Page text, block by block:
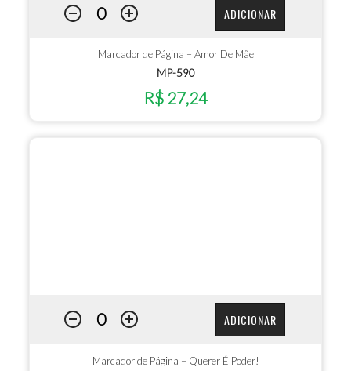
ADICIONAR
Marcador de Página – Amor De Mãe
MP-590
R$ 27,24
ADICIONAR
Marcador de Página – Querer É Poder!